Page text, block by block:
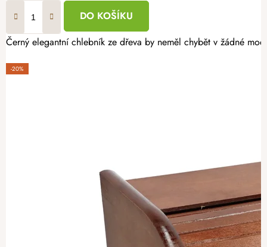
DO KOŠÍKU
Černý elegantní chlebník ze dřeva by neměl chybět v žádné
-20%